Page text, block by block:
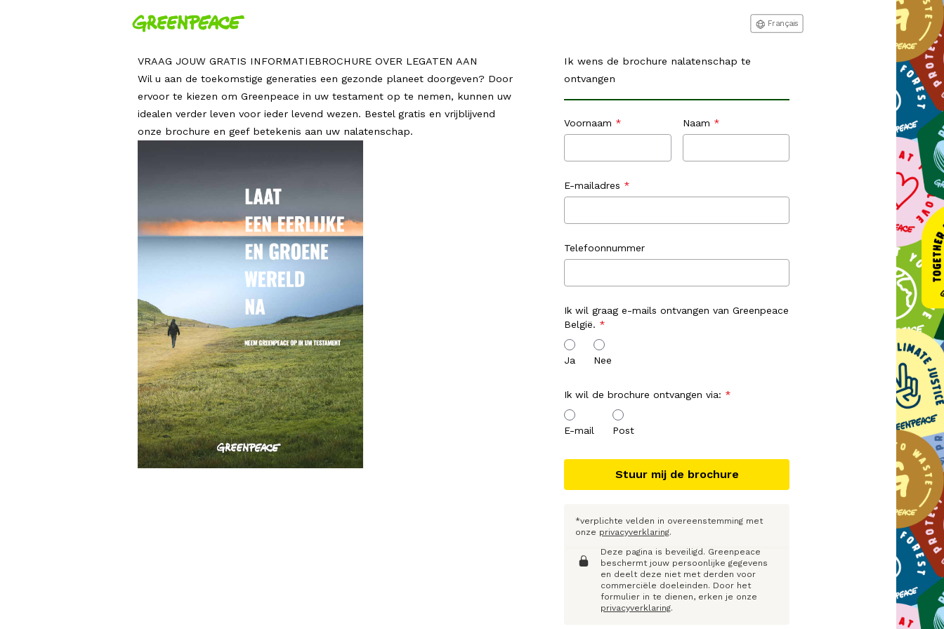
Français
VRAAG JOUW GRATIS INFORMATIEBROCHURE OVER LEGATEN AAN
Wil u aan de toekomstige generaties een gezonde planeet doorgeven? Door
ervoor te kiezen om Greenpeace in uw testament op te nemen, kunnen uw
idealen verder leven voor ieder levend wezen. Bestel gratis en vrijblijvend
onze brochure en geef betekenis aan uw nalatenschap.
Ik wens de brochure nalatenschap te
ontvangen
Voornaam Naam
E-mailadres
Telefoonnummer
Ik wil graag e-mails ontvangen van Greenpeace
België.
Ja Nee
Ik wil de brochure ontvangen via:
E-mail Post
Stuur mij de brochure
*verplichte velden in overeenstemming met
onze privacyverklaring.
Deze pagina is beveiligd. Greenpeace
beschermt jouw persoonlijke gegevens
en deelt deze niet met derden voor
commerciële doeleinden. Door het
formulier in te dienen, erken je onze
privacyverklaring.